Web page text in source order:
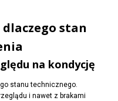
dlaczego stan
na kondycję
stanu technicznego.
i nawet z brakami